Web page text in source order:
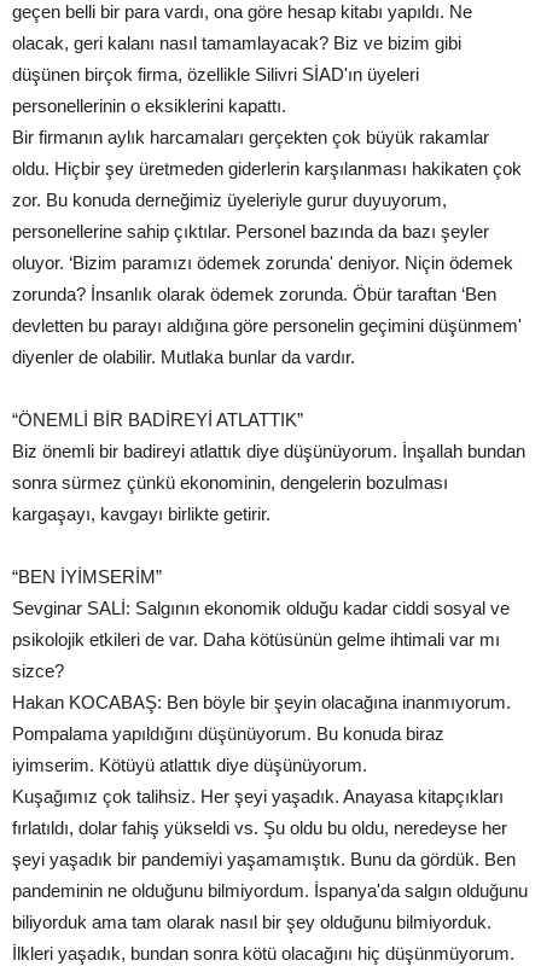
geçen belli bir para vardı, ona göre hesap kitabı yapıldı. Ne
olacak, geri kalanı nasıl tamamlayacak? Biz ve bizim gibi
düşünen birçok firma, özellikle Silivri SİAD'ın üyeleri
personellerinin o eksiklerini kapattı.
Bir firmanın aylık harcamaları gerçekten çok büyük rakamlar
oldu. Hiçbir şey üretmeden giderlerin karşılanması hakikaten çok
zor. Bu konuda derneğimiz üyeleriyle gurur duyuyorum,
personellerine sahip çıktılar. Personel bazında da bazı şeyler
oluyor. ‘Bizim paramızı ödemek zorunda' deniyor. Niçin ödemek
zorunda? İnsanlık olarak ödemek zorunda. Öbür taraftan ‘Ben
devletten bu parayı aldığına göre personelin geçimini düşünmem'
diyenler de olabilir. Mutlaka bunlar da vardır.
“ÖNEMLİ BİR BADİREYİ ATLATTIK”
Biz önemli bir badireyi atlattık diye düşünüyorum. İnşallah bundan
sonra sürmez çünkü ekonominin, dengelerin bozulması
kargaşayı, kavgayı birlikte getirir.
“BEN İYİMSERİM”
Sevginar SALİ: Salgının ekonomik olduğu kadar ciddi sosyal ve
psikolojik etkileri de var. Daha kötüsünün gelme ihtimali var mı
sizce?
Hakan KOCABAŞ: Ben böyle bir şeyin olacağına inanmıyorum.
Pompalama yapıldığını düşünüyorum. Bu konuda biraz
iyimserim. Kötüyü atlattık diye düşünüyorum.
Kuşağımız çok talihsiz. Her şeyi yaşadık. Anayasa kitapçıkları
fırlatıldı, dolar fahiş yükseldi vs. Şu oldu bu oldu, neredeyse her
şeyi yaşadık bir pandemiyi yaşamamıştık. Bunu da gördük. Ben
pandeminin ne olduğunu bilmiyordum. İspanya'da salgın olduğunu
biliyorduk ama tam olarak nasıl bir şey olduğunu bilmiyorduk.
İlkleri yaşadık, bundan sonra kötü olacağını hiç düşünmüyorum.